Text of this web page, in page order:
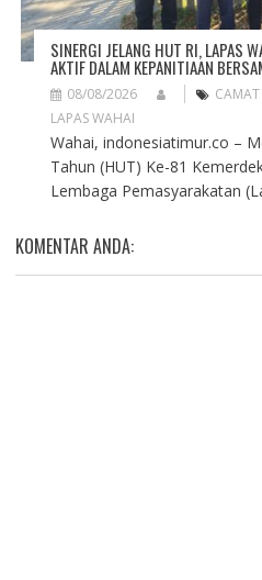
SINERGI JELANG HUT RI, LAPAS
AKTIF DALAM KEPANITIAAN
08/08/2026
LAPAS WAHAI
Wahai, indonesiatimur.co –
Tahun (HUT) Ke-81
Lembaga Pemasyarakatan
KOMENTAR ANDA: